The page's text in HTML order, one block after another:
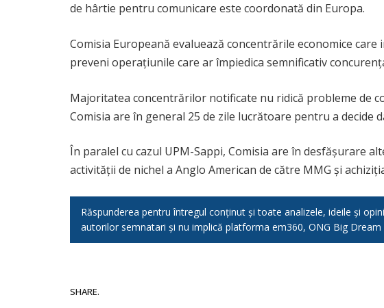
de hârtie pentru comunicare este coordonată din Europa.
Comisia Europeană evaluează concentrările economice
preveni operațiunile care ar împiedica semnificativ
Majoritatea concentrărilor notificate nu ridică probleme de
Comisia are în general 25 de zile lucrătoare pentru a
În paralel cu cazul UPM-Sappi, Comisia are în desfășurare
activității de nichel a Anglo American de către MMG și
Răspunderea pentru întregul conținut și toate analizele, ideile și
autorilor semnatari și nu implică platforma em360, ONG Big
SHARE.